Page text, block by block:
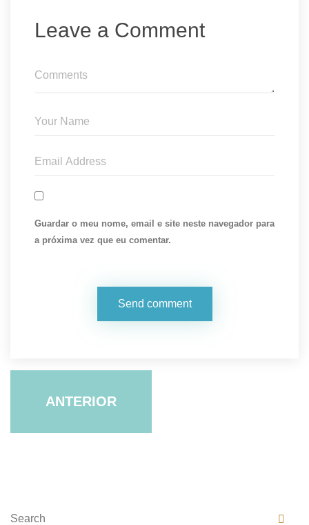
Leave a Comment
Guardar o meu nome, email e site neste navegador para
a próxima vez que eu comentar.
ANTERIOR